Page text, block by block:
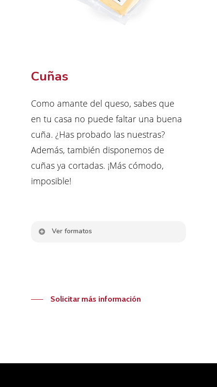
Cuñas
Como amante del queso, sabes que
en tu casa no puede faltar una buena
cuña. ¿Has probado las nuestras?
Además, también disponemos de
cuñas ya cortadas. ¡Más cómodo,
imposible!
Ver formatos
Solicitar más información